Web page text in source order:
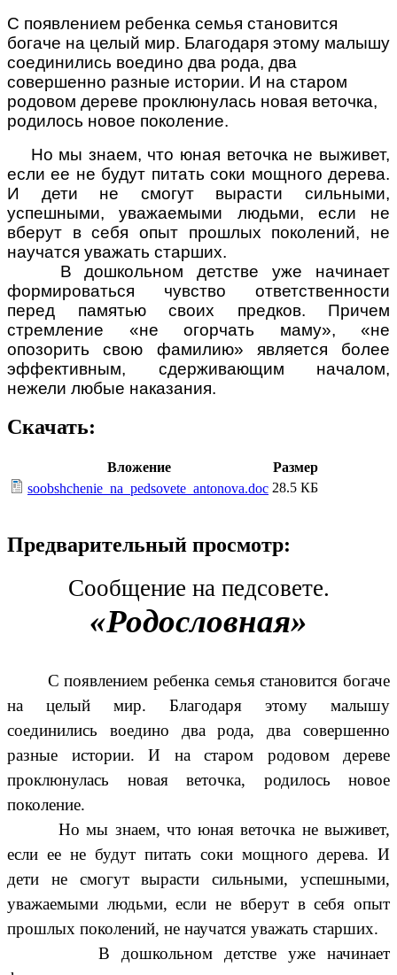
С появлением ребенка семья становится
богаче на целый мир. Благодаря этому малышу
соединились воедино два рода, два
совершенно разные истории. И на старом
родовом дереве проклюнулась новая веточка,
родилось новое поколение.
Но мы знаем, что юная веточка не выживет,
если ее не будут питать соки мощного дерева.
И дети не смогут вырасти сильными,
успешными, уважаемыми людьми, если не
вберут в себя опыт прошлых поколений, не
научатся уважать старших.
В дошкольном детстве уже начинает
формироваться чувство ответственности
перед памятью своих предков. Причем
стремление «не огорчать маму», «не
опозорить свою фамилию» является более
эффективным, сдерживающим началом,
нежели любые наказания.
Скачать:
Вложение
Размер
soobshchenie_na_pedsovete_antonova.doc 28.5 КБ
Предварительный просмотр:
Сообщение на педсовете.
«Родословная»
С появлением ребенка семья становится богаче
на целый мир. Благодаря этому малышу
соединились воедино два рода, два совершенно
разные истории. И на старом родовом дереве
проклюнулась новая веточка, родилось новое
поколение.
Но мы знаем, что юная веточка не выживет,
если ее не будут питать соки мощного дерева. И
дети не смогут вырасти сильными, успешными,
уважаемыми людьми, если не вберут в себя опыт
прошлых поколений, не научатся уважать старших.
В дошкольном детстве уже начинает